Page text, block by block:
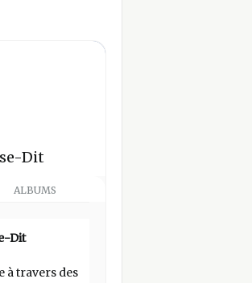
Dit
ALBUMS
Dit
à travers des